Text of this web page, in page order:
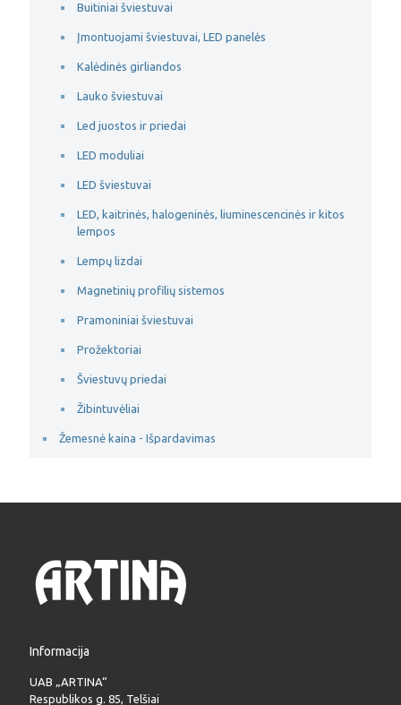
Buitiniai šviestuvai
Įmontuojami šviestuvai, LED panelės
Kalėdinės girliandos
Lauko šviestuvai
Led juostos ir priedai
LED moduliai
LED šviestuvai
LED, kaitrinės, halogeninės, liuminescencinės ir kitos
lempos
Lempų lizdai
Magnetinių profilių sistemos
Pramoniniai šviestuvai
Prožektoriai
Šviestuvų priedai
Žibintuvėliai
Žemesnė kaina - Išpardavimas
Informacija
UAB „ARTINA“
Respublikos g. 85, Telšiai